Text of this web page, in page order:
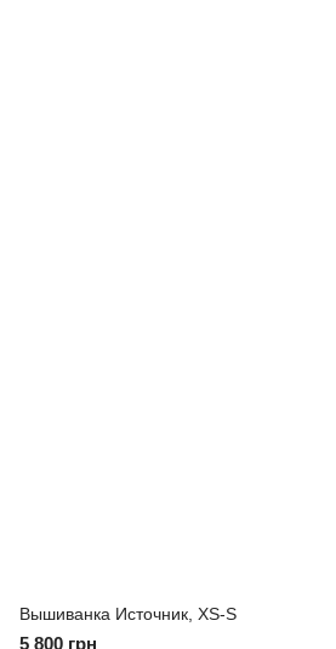
Вышиванка Источник, XS-S
5 800 грн